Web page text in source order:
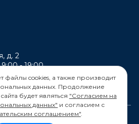
файлы cookies, а также производит
данных. Продолжение
будет являться "Согласием на
данных" и согласием с
соглашением".
д. 2
- 19:00